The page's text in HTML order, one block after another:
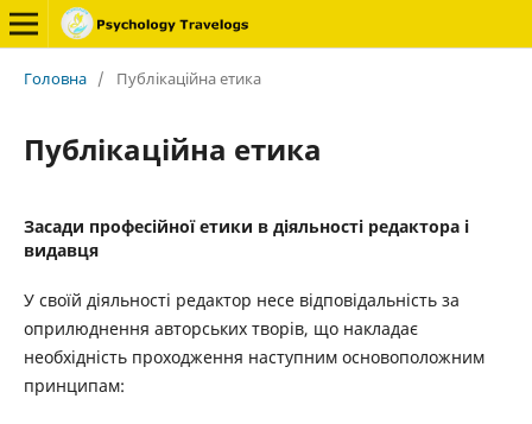
Головна / Публікаційна етика
Публікаційна етика
Засади професійної етики в діяльності редактора і
видавця
У своїй діяльності редактор несе відповідальність за
оприлюднення авторських творів, що накладає
необхідність проходження наступним основоположним
принципам: